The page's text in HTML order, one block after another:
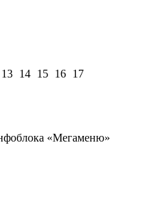
13 14 15 16 17
«Мегаменю»